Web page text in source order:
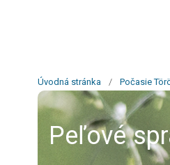
Úvodná stránka / Počasie
Peľové